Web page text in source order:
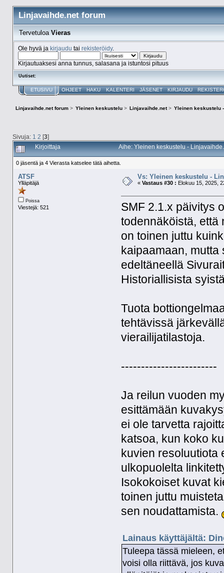
Linjavaihde.net forum
TervetuloaVieras
Ole hyvä ja kirjaudu tai rekisteröidy.
Kirjautuaksesi anna tunnus, salasana ja istuntosi pituus
Uutiset:
ETUSIVU OHJEET HAKU KALENTERI JÄSENET KIRJAUDU
Linjavaihde.net forum> Yleinen keskustelu > Linjavaihde.net> Yleinen keskustelu
Sivuja: 1 2 [3]
Kirjoittaja Aihe: Yleinen keskustelu -
0 jäsentä ja 4 Vierasta katselee tätä aihetta.
ATSF
Ylläpitäjä
Poissa
Viestejä: 521
Vs: Yleinen keskustelu -
« Vastaus #30 : Elokuu 15, 2025,
SMF 2.1.x päivitys
todennäköistä, että
on toinen juttu
kaipaamaan,
edeltäneellä
Historiallisista
Tuota
tehtävissä
vierailijatilastoja.
------------------------
Ja reilun vuoden
esittämään
ei ole tarvetta
katsoa, kun koko
kuvien resoluutiota
ulkopuolelta
Isokokoiset kuvat
toinen juttu
sen noudattamista.
Lainaus käyttäjältä:
Tuleepa tässä mieleen,
voisi olla riittävä, jos